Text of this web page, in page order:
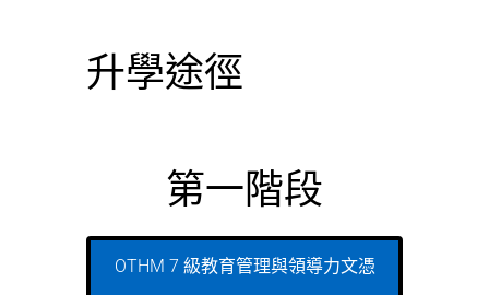
升學途徑
第一階段
OTHM 7 級教育管理與領導力文憑